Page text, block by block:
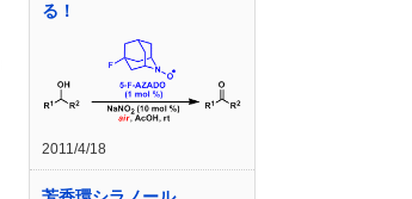
る！
2011/4/18